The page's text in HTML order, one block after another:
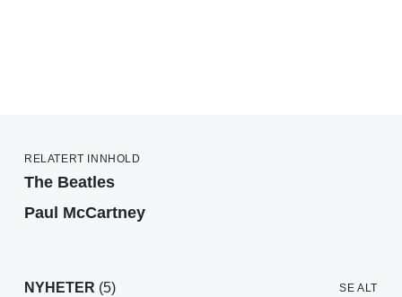
RELATERT INNHOLD
The Beatles
Paul McCartney
NYHETER (5) SE ALT